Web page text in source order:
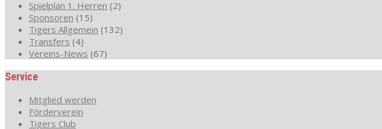
Spielplan 1. Herren (2)
Sponsoren (15)
Tigers Allgemein (132)
Transfers (4)
Vereins-News (67)
Service
Mitglied werden
Förderverein
Tigers Club